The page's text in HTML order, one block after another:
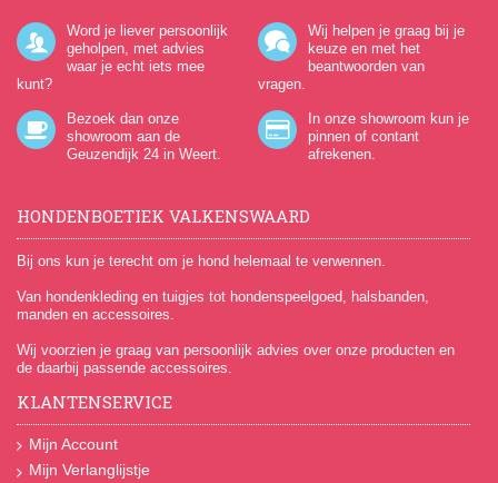
Word je liever persoonlijk
geholpen, met advies
waar je echt iets mee
kunt?
Wij helpen je graag bij je
keuze en met het
beantwoorden van
vragen.
Bezoek dan onze
showroom aan de
Geuzendijk 24 in Weert.
In onze showroom kun je
pinnen of contant
afrekenen.
HONDENBOETIEK VALKENSWAARD
Bij ons kun je terecht om je hond helemaal te verwennen.
Van hondenkleding en tuigjes tot hondenspeelgoed, halsbanden,
manden en accessoires.
Wij voorzien je graag van persoonlijk advies over onze producten en
de daarbij passende accessoires.
KLANTENSERVICE
Mijn Account
Mijn Verlanglijstje